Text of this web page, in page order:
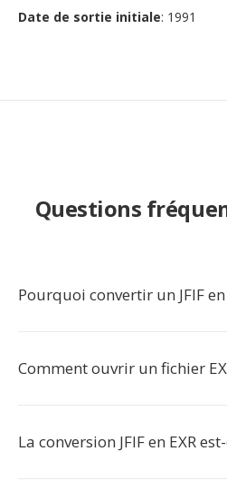
Date de sortie initiale: 1991
Questions
Pourquoi convertir un JFIF en
Comment ouvrir un fichier
La conversion JFIF en EXR